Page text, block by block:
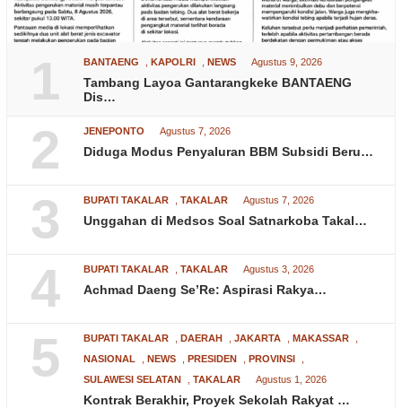
1 BANTAENG KAPOLRI NEWS Agustus 9, 2026
Tambang Layoa Gantarangkeke BANTAENG
Dis…
2 JENEPONTO Agustus 7, 2026
Diduga Modus Penyaluran BBM Subsidi Beru…
3 BUPATI TAKALAR TAKALAR Agustus 7, 2026
Unggahan di Medsos Soal Satnarkoba Takal…
4 BUPATI TAKALAR TAKALAR Agustus 3, 2026
Achmad Daeng Se’Re: Aspirasi Rakya…
5 BUPATI TAKALAR DAERAH JAKARTA MAKASSAR
NASIONAL
NEWS PRESIDEN PROVINSI
SULAWESI SELATAN
TAKALAR Agustus 1, 2026
Kontrak Berakhir, Proyek Sekolah Rakyat …